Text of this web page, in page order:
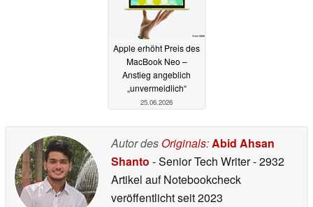
Apple erhöht Preis des
MacBook Neo –
Anstieg angeblich
„unvermeidlich“
25.06.2026
Autor des Originals:Abid Ahsan
Shanto - Senior Tech Writer- 2932
Artikel auf Notebookcheck
veröffentlichtseit 2023